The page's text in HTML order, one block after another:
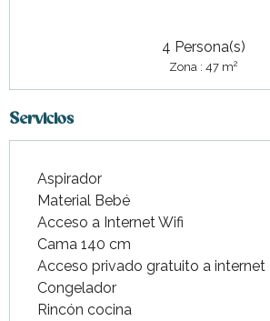
4 Persona(s)
Zona : 47 m2
Servicios
Aspirador
Material Bebé
Acceso a Internet Wifi
Cama 140 cm
Acceso privado gratuito a internet
Congelador
Rincón cocina